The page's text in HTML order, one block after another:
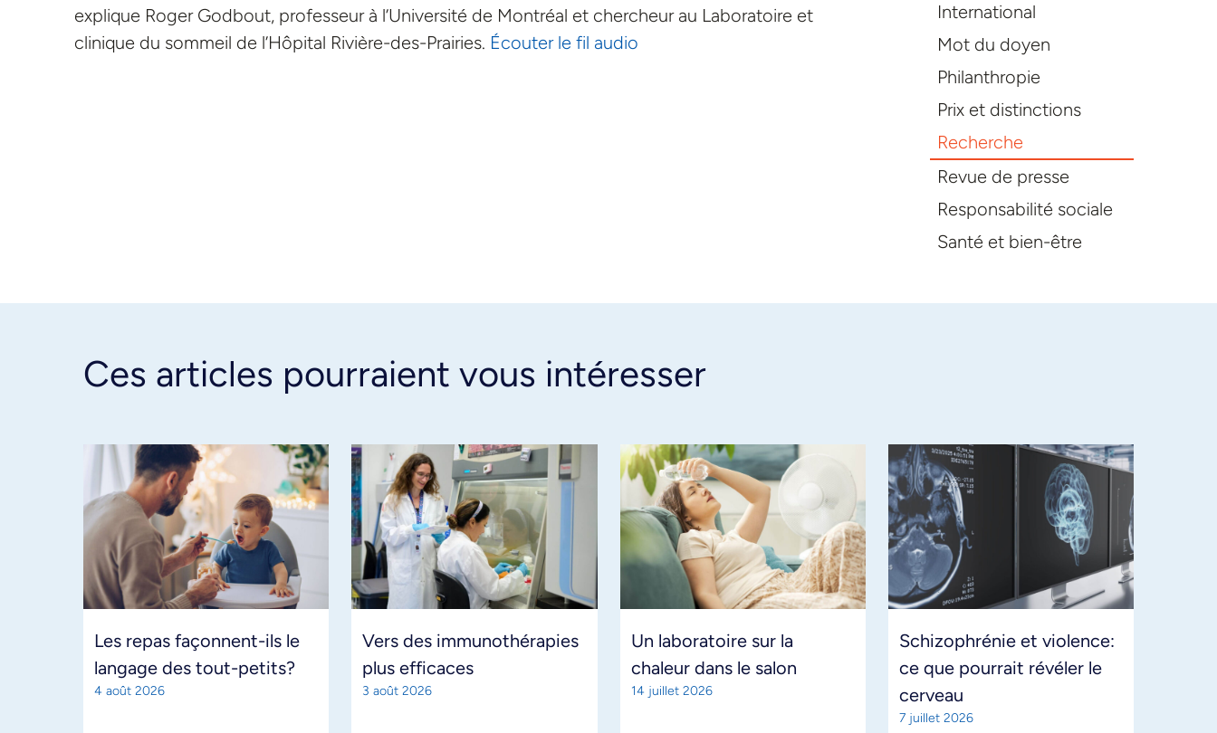
explique Roger Godbout, professeur à l’Université de Montréal et chercheur au Laboratoire et
clinique du sommeil de l’Hôpital Rivière-des-Prairies. Écouter le fil audio
International
Mot du doyen
Philanthropie
Prix et distinctions
Recherche
Revue de presse
Responsabilité sociale
Santé et bien-être
Ces articles pourraient vous intéresser
Les repas façonnent-ils le
langage des tout-petits?
4 août 2026
Vers des immunothérapies
plus efficaces
3 août 2026
Un laboratoire sur la
chaleur dans le salon
14 juillet 2026
Schizophrénie et violence:
ce que pourrait révéler le
cerveau
7 juillet 2026